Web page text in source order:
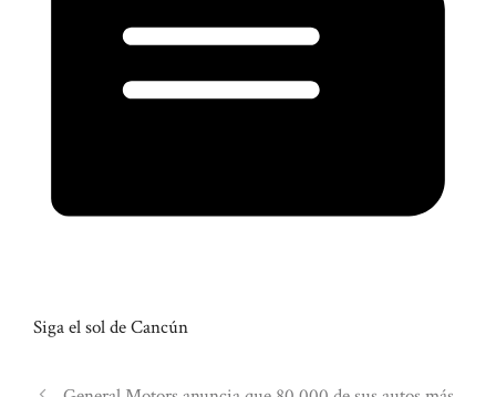
Siga el sol de Cancún